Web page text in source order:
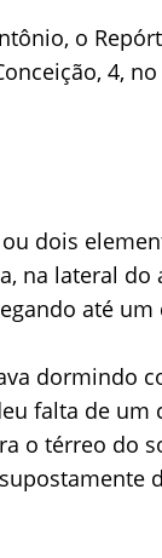
o
4,
dois
na lateral do
até
dormindo
falta de um
o térreo do